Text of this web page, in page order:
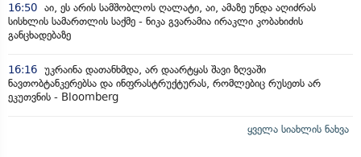
16:50 აი, ეს არის სამშობლოს ღალატი, აი, ამაზე უნდა აღიძრას
სისხლის სამართლის საქმე - ნიკა გვარამია ირაკლი კობახიძის
განცხადებაზე
16:16 უკრაინა დათანხმდა, არ დაარტყას შავი ზღვაში
ნავთობტანკერებსა და ინფრასტრუქტურას, რომლებიც რუსეთს არ
ეკუთვნის - Bloomberg
ყველა სიახლის ნახვა